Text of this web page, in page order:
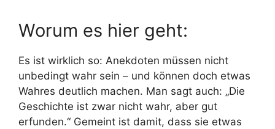
Worum es hier geht:
Es ist wirklich so: Anekdoten müssen nicht
unbedingt wahr sein – und können doch etwas
Wahres deutlich machen. Man sagt auch: „Die
Geschichte ist zwar nicht wahr, aber gut
erfunden.“ Gemeint ist damit, dass sie etwas